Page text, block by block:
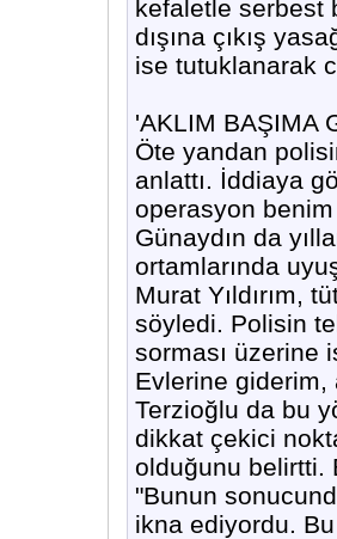
kefaletle serbest
dışına çıkış
ise tutuklanarak
'AKLIM BAŞIMA
Öte yandan
anlattı. İddiaya
operasyon
Günaydın da
ortamlarında
Murat Yıldırım,
söyledi. Polisin
sorması üzerine
Evlerine giderim,
Terzioğlu da bu
dikkat çekici
olduğunu belirtti.
"Bunun
ikna ediyordu.